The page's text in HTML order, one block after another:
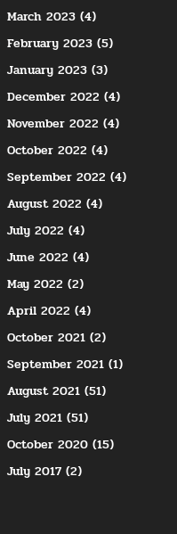
March 2023 (4)
February 2023 (5)
January 2023 (3)
December 2022 (4)
November 2022 (4)
October 2022 (4)
September 2022 (4)
August 2022 (4)
July 2022 (4)
June 2022 (4)
May 2022 (2)
April 2022 (4)
October 2021 (2)
September 2021 (1)
August 2021 (51)
July 2021 (51)
October 2020 (15)
July 2017 (2)